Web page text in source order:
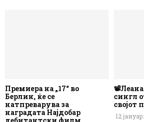
Премиера на „17“ во
Берлин, ќе се
натпреварува за
наградата Најдобар
📽️Леана
сингл
својот
12